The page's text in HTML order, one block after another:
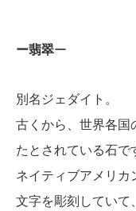
ー翡翠ー
別名ジェダイト。
古くから、世界各国
たとされている石で
ネイティブアメリカ
文字を彫刻していて